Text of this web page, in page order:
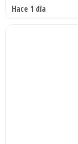
Hace 1 día